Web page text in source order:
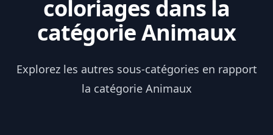
coloriages dans la
catégorie Animaux
Explorez les autres sous-catégories en rapport
la catégorie Animaux